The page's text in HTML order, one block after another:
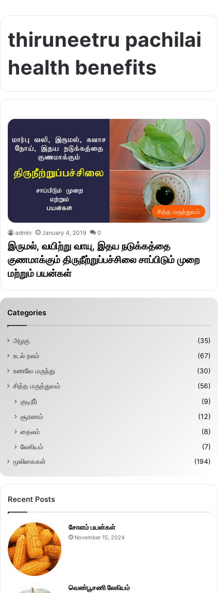
thiruneetru pachilai
health benefits
சித்த மருத்துவம்
admin January 4, 2019 0
இருமல், வயிற்று வாயு, இதய நடுக்கத்தை
குணமாக்கும் திருநீற்றுப்பச்சிலை சாப்பிடும் முறை
மற்றும் பயன்கள்
Categories
அழகு
(35)
உடல் நலம்
(67)
உணவே மருந்து
(30)
சித்த மருத்துவம்
(56)
குடிநீர்
(9)
சூரணம்
(12)
தைலம்
(8)
லேகியம்
(7)
மூலிகைகள் (194)
Recent Posts
சோளம் பயன்கள்
November 15, 2024
வெண்பூசணி லேகியம்